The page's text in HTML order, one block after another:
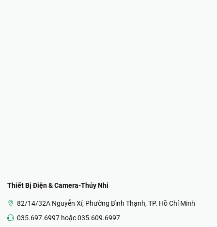
Thiết Bị Điện & Camera-Thúy Nhi
82/14/32A Nguyễn Xí, Phường Bình Thạnh, TP. Hồ Chí Minh
035.697.6997 hoặc 035.609.6997